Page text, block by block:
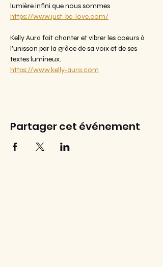
lumière infini que nous sommes
https://www.just-be-love.com/
Kelly Aura fait chanter et vibrer les coeurs à
l'unisson par la grâce de sa voix et de ses
textes lumineux.
https://www.kelly-aura.com
Partager cet événement